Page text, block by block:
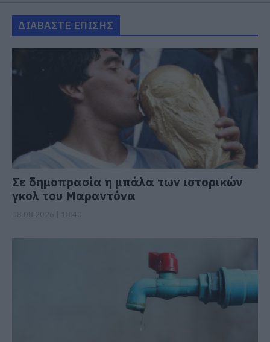
ΔΙΑΒΑΣΤΕ ΕΠΙΣΗΣ
Σε δημοπρασία η μπάλα των ιστορικών
γκολ του Μαραντόνα